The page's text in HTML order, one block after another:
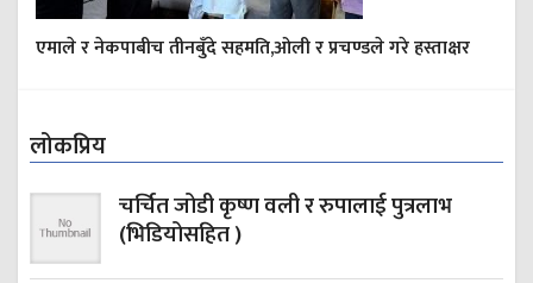
एमाले र नेकपाबीच तीनबुँदे सहमति,ओली र प्रचण्डले गरे हस्ताक्षर
लोकप्रिय
चर्चित जोडी कृष्ण वली र रुपालाई पुत्रलाभ
(भिडियोसहित )